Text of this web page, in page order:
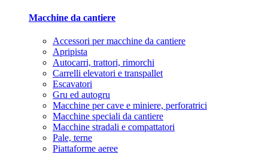
Macchine da cantiere
Accessori per macchine da cantiere
Apripista
Autocarri, trattori, rimorchi
Carrelli elevatori e transpallet
Escavatori
Gru ed autogru
Macchine per cave e miniere, perforatrici
Macchine speciali da cantiere
Macchine stradali e compattatori
Pale, terne
Piattaforme aeree